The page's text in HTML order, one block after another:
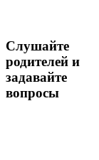
Слушайте
родителей и
задавайте
вопросы